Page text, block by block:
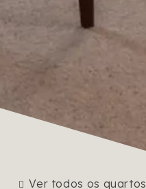
Ver todos os quartos